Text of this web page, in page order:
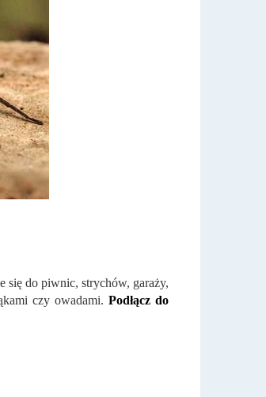
się do piwnic, strychów, garaży,
czy owadami. Podłącz do